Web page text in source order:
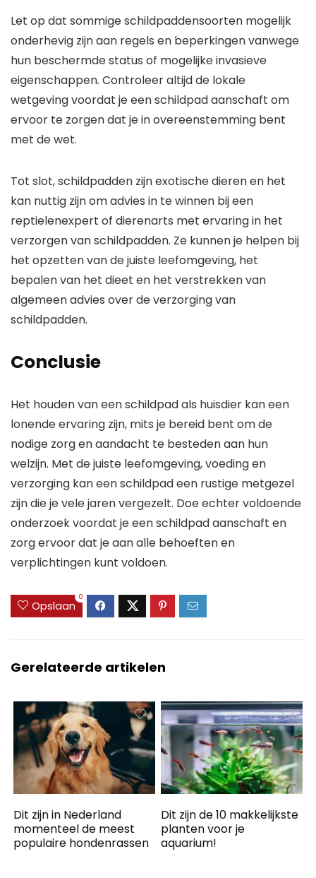
Let op dat sommige schildpaddensoorten mogelijk
onderhevig zijn aan regels en beperkingen vanwege
hun beschermde status of mogelijke invasieve
eigenschappen. Controleer altijd de lokale
wetgeving voordat je een schildpad aanschaft om
ervoor te zorgen dat je in overeenstemming bent
met de wet.
Tot slot, schildpadden zijn exotische dieren en het
kan nuttig zijn om advies in te winnen bij een
reptielenexpert of dierenarts met ervaring in het
verzorgen van schildpadden. Ze kunnen je helpen bij
het opzetten van de juiste leefomgeving, het
bepalen van het dieet en het verstrekken van
algemeen advies over de verzorging van
schildpadden.
Conclusie
Het houden van een schildpad als huisdier kan een
lonende ervaring zijn, mits je bereid bent om de
nodige zorg en aandacht te besteden aan hun
welzijn. Met de juiste leefomgeving, voeding en
verzorging kan een schildpad een rustige metgezel
zijn die je vele jaren vergezelt. Doe echter voldoende
onderzoek voordat je een schildpad aanschaft en
zorg ervoor dat je aan alle behoeften en
verplichtingen kunt voldoen.
Opslaan
0
Gerelateerde artikelen
Dit zijn in Nederland
momenteel de meest
populaire hondenrassen
Dit zijn de 10 makkelijkste
planten voor je
aquarium!